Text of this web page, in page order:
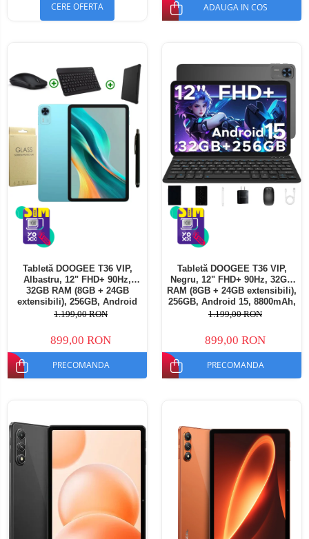
CERE OFERTA ADAUGA IN COS
Tabletă DOOGEE T36 VIP,
Albastru, 12" FHD+ 90Hz,
32GB RAM (8GB + 24GB
extensibili), 256GB, Android
15, 8800mAh, Dual SIM
1.199,00 RON
899,00 RON
PRECOMANDA
Tabletă DOOGEE T36 VIP,
Negru, 12" FHD+ 90Hz, 32GB
RAM (8GB + 24GB extensibili),
256GB, Android 15, 8800mAh,
Dual SIM
1.199,00 RON
899,00 RON
PRECOMANDA